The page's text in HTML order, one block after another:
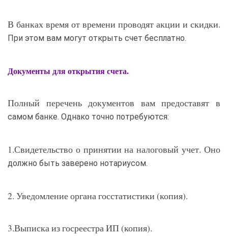
В банках время от времени проводят акции и скидки.
При этом вам могут открыть счет бесплатно.
Документы для открытия счета.
Полный перечень документов вам предоставят в
самом банке. Однако точно потребуются:
1.Свидетельство о принятии на налоговый учет. Оно
должно быть заверено нотариусом.
2. Уведомление органа госстатистики (копия).
3.Выписка из госреестра ИП (копия).